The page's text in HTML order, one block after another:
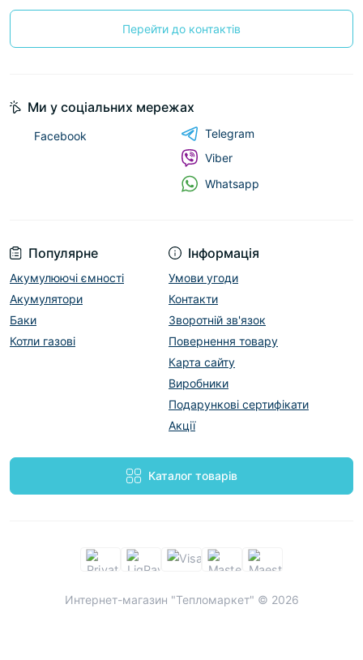
Перейти до контактів
Популярне
Акумулюючі ємності
Акумулятори
Баки
Котли газові
Інформація
Умови угоди
Контакти
Зворотній зв'язок
Повернення товару
Карта сайту
Виробники
Подарункові сертифікати
Акції
Каталог товарів
Ми у соціальних мережах
Facebook
Telegram
Viber
Whatsapp
Интернет-магазин "Тепломаркет" © 2026